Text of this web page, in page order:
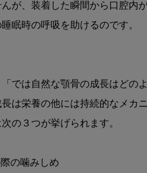
が、装着した瞬間から口腔内
眠時の呼吸を助けるのです。
では自然な顎骨の成長はどの
は栄養の他には持続的なメカ
の３つが挙げられます。
の噛みしめ